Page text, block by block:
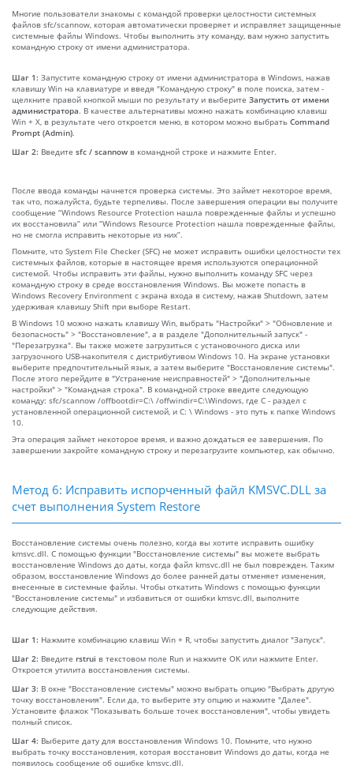
Многие пользователи знакомы с командой проверки целостности системных
файлов sfc/scannow, которая автоматически проверяет и исправляет защищенные
системные файлы Windows. Чтобы выполнить эту команду, вам нужно запустить
командную строку от имени администратора.
Шаг 1: Запустите командную строку от имени администратора в Windows, нажав
клавишу Win на клавиатуре и введя "Командную строку" в поле поиска, затем -
щелкните правой кнопкой мыши по результату и выберите Запустить от имени
администратора. В качестве альтернативы можно нажать комбинацию клавиш
Win + X, в результате чего откроется меню, в котором можно выбрать Command
Prompt (Admin).
Шаг 2: Введите sfc / scannow в командной строке и нажмите Enter.
После ввода команды начнется проверка системы. Это займет некоторое время,
так что, пожалуйста, будьте терпеливы. После завершения операции вы получите
сообщение “Windows Resource Protection нашла поврежденные файлы и успешно
их восстановила” или “Windows Resource Protection нашла поврежденные файлы,
но не смогла исправить некоторые из них”.
Помните, что System File Checker (SFC) не может исправить ошибки целостности тех
системных файлов, которые в настоящее время используются операционной
системой. Чтобы исправить эти файлы, нужно выполнить команду SFC через
командную строку в среде восстановления Windows. Вы можете попасть в
Windows Recovery Environment с экрана входа в систему, нажав Shutdown, затем
удерживая клавишу Shift при выборе Restart.
В Windows 10 можно нажать клавишу Win, выбрать "Настройки" > "Обновление и
безопасность" > "Восстановление", а в разделе "Дополнительный запуск" -
"Перезагрузка". Вы также можете загрузиться с установочного диска или
загрузочного USB-накопителя с дистрибутивом Windows 10. На экране установки
выберите предпочтительный язык, а затем выберите "Восстановление системы".
После этого перейдите в "Устранение неисправностей" > "Дополнительные
настройки" > "Командная строка". В командной строке введите следующую
команду: sfc/scannow /offbootdir=C:\ /offwindir=C:\Windows, где C - раздел с
установленной операционной системой, и C: \ Windows - это путь к папке Windows
10.
Эта операция займет некоторое время, и важно дождаться ее завершения. По
завершении закройте командную строку и перезагрузите компьютер, как обычно.
Метод 6: Исправить испорченный файл KMSVC.DLL за
счет выполнения System Restore
Восстановление системы очень полезно, когда вы хотите исправить ошибку
kmsvc.dll. С помощью функции "Восстановление системы" вы можете выбрать
восстановление Windows до даты, когда файл kmsvc.dll не был поврежден. Таким
образом, восстановление Windows до более ранней даты отменяет изменения,
внесенные в системные файлы. Чтобы откатить Windows с помощью функции
"Восстановление системы" и избавиться от ошибки kmsvc.dll, выполните
следующие действия.
Шаг 1: Нажмите комбинацию клавиш Win + R, чтобы запустить диалог "Запуск".
Шаг 2: Введите rstrui в текстовом поле Run и нажмите OK или нажмите Enter.
Откроется утилита восстановления системы.
Шаг 3: В окне "Восстановление системы" можно выбрать опцию "Выбрать другую
точку восстановления". Если да, то выберите эту опцию и нажмите "Далее".
Установите флажок "Показывать больше точек восстановления", чтобы увидеть
полный список.
Шаг 4: Выберите дату для восстановления Windows 10. Помните, что нужно
выбрать точку восстановления, которая восстановит Windows до даты, когда не
появилось сообщение об ошибке kmsvc.dll.